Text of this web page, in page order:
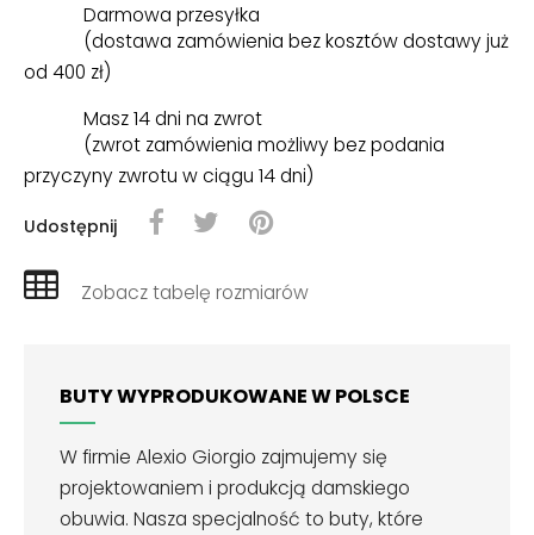
Darmowa przesyłka
(dostawa zamówienia bez kosztów dostawy już
od 400 zł)
Masz 14 dni na zwrot
(zwrot zamówienia możliwy bez podania
przyczyny zwrotu w ciągu 14 dni)
Udostępnij
Zobacz tabelę rozmiarów
BUTY WYPRODUKOWANE W POLSCE
W firmie Alexio Giorgio zajmujemy się
projektowaniem i produkcją damskiego
obuwia. Nasza specjalność to buty, które